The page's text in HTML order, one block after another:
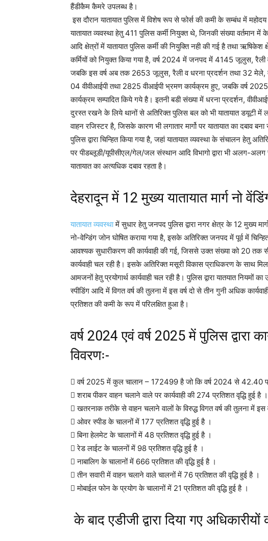
हैंडीकैम कैमरे उपलब्ध है।
इस दौरान यातायात पुलिस में विशेष रूप से फोर्स की कमी के सम्बंध में
यातायात व्यवस्था हेतु 411 पुलिस कर्मी नियुक्त थे, जिनकी संख्या
आदि क्षेत्रों में यातायात पुलिस कर्मी की नियुक्ति नही की गई है तथा ऋषिकेश
कर्मियों को नियुक्त किया गया है, वर्ष 2024 में जनपद में 4145 जूलुस,
जबकि इस वर्ष अब तक 2653 जूलुस, रैली व धरना प्रदर्शन तथा 32 मेले,
04 वीवीआईपी तथा 2825 वीआईपी भ्रमण कार्यक्रम हुए, जबकि वर्ष
कार्यक्रम सम्पादित किये गये है। इतनी बडी संख्या में धरना प्रदर्शन,
दुरस्त रखने के लिये थानों से अतिरिक्त पुलिस बल को भी यातायात डयूटी
वाहन रजिस्टर है, जिसके कारण भी लगातार मार्गो पर यातायात का
पुलिस द्वारा चिन्हित किया गया है, जहां यातायात व्यवस्था के संचालन हेतु
पर पीडब्लूडी/यूपीसीएल/गेल/जल संस्थान आदि विभागो द्वारा भी अलग-अलग
यातायात का अत्यधिक दबाव रहता है।
देहरादून में 12 मुख्य यातायात मार्ग नो
यातायात व्यवस्थामें सुधार हेतु जनपद पुलिस द्वारा नगर क्षेत्र के 12 मुख्य
नो-वेन्डिंग जोन घोषित कराया गया है, इसके अतिरिक्त जनपद में पूर्व में
आवश्यक सुधारीकरण की कार्यवाही की गई, जिससे उक्त संख्या को 20 तक
कार्यवाही चल रही है। इसके अतिरिक्त मसूरी विकास प्राधिकरण के साथ
आमजनों हेतु प्रयोगार्थ कार्यवाही चल रही है। पुलिस द्वारा यातयात
स्पीडिंग आदि में विगत वर्ष की तुलना में इस वर्ष दो से तीन गुनी अधिक
प्रतिशत की कमी के रूप में परिलक्षित हुआ है।
वर्ष 2024 एवं वर्ष 2025 में पुलिस द्वारा
विवरणः-
 वर्ष 2025 में कुल चालान – 172499 है जो कि वर्ष 2024 से 42.40
 शराब पीकर वाहन चलाने वाले पर कार्यवाही की 274 प्रतिशत वृद्धि हुई है ।
 खतरनाक तरीके से वाहन चलाने वालों के विरुद्ध विगत वर्ष की तुलना में इस
 ओवर स्पीड के चालनों में 177 प्रतिशत वृद्धि हुई है ।
 बिना हेलमेट के चालानों में 48 प्रतिशत वृद्धि हुई है ।
 रेड लाईट के चालनों में 98 प्रतिशत वृद्धि हुई है ।
 नाबालिग के चालानों में 666 प्रतिशत की वृद्धि हुई है ।
 तीन सवारी में वाहन चलाने वाले चालनों में 76 प्रतिशत की वृद्धि हुई है ।
 मोबाईल फोन के प्रयोग के चालानों में 21 प्रतिशत की वृद्धि हुई है ।
के बाद एडीजी द्वारा दिया गए